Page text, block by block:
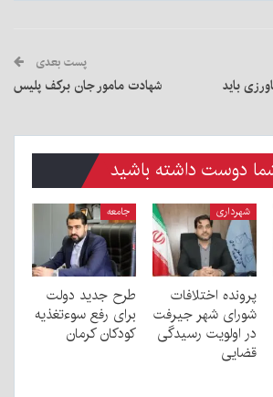
باید
پست بعدی
شهادت مامور جان برکف پلیس
دوست داشته باشید
شهرداری
پرونده اختلافات
شورای شهر جیرفت
در اولویت رسیدگی
قضایی
جامعه
طرح جدید دولت
برای رفع سوءتغذیه
کودکان کرمان